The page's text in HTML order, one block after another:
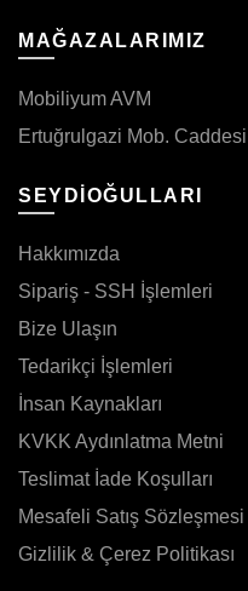
MAĞAZALARIMIZ
Mobiliyum AVM
Ertuğrulgazi Mob. Caddesi
SEYDİOĞULLARI
Hakkımızda
Sipariş - SSH İşlemleri
Bize Ulaşın
Tedarikçi İşlemleri
İnsan Kaynakları
KVKK Aydınlatma Metni
Teslimat İade Koşulları
Mesafeli Satış Sözleşmesi
Gizlilik & Çerez Politikası